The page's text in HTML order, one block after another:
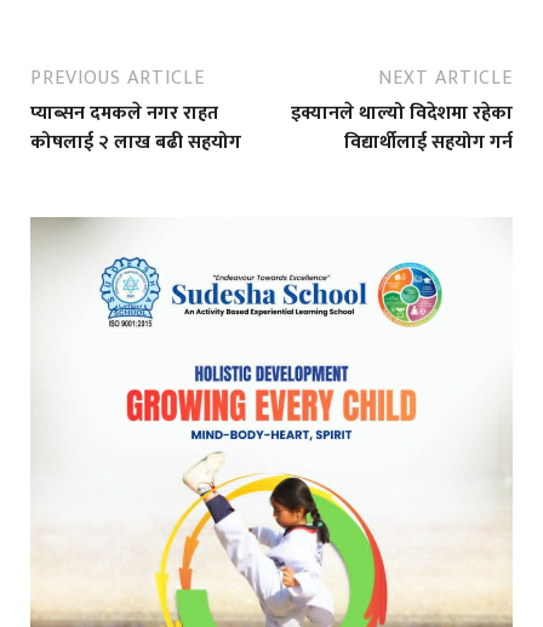
PREVIOUS ARTICLE
प्याब्सन दमकले नगर राहत
कोषलाई २ लाख बढी सहयोग
NEXT ARTICLE
इक्यानले थाल्यो विदेशमा रहेका
विद्यार्थीलाई सहयोग गर्न